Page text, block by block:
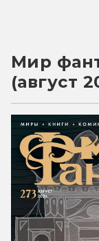
Мир
(август